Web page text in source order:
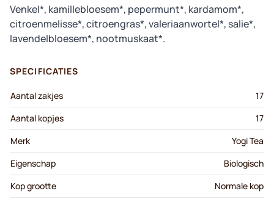
Venkel*, kamillebloesem*, pepermunt*, kardamom*,
citroenmelisse*, citroengras*, valeriaanwortel*, salie*,
lavendelbloesem*, nootmuskaat*.
SPECIFICATIES
Aantal zakjes
17
Aantal kopjes
17
Merk
Yogi Tea
Eigenschap
Biologisch
Kop grootte
Normale kop